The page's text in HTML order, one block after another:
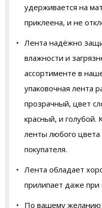
удерживается на
приклеена, и не
Лента надёжно
влажности и
ассортименте в
упаковочная лента
прозрачный, цвет
красный, и голубой.
ленты любого
покупателя.
Лента обладает
прилипает даже при
По вашему желанию